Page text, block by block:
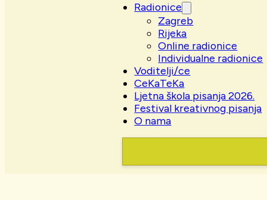
Radionice
Zagreb
Rijeka
Online radionice
Individualne radionice
Voditelji/ce
CeKaTeKa
Ljetna škola pisanja 2026.
Festival kreativnog pisanja
O nama